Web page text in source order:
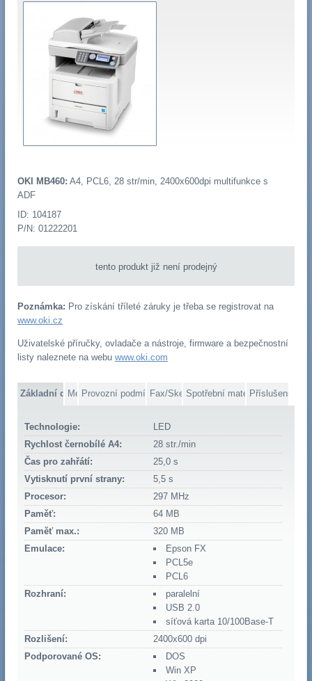
OKI MB460: A4, PCL6, 28 str/min, 2400x600dpi multifunkce s
ADF
ID: 104187
P/N: 01222201
tento produkt již není prodejný
Poznámka: Pro získání tříleté záruky je třeba se registrovat na
www.oki.cz
Uživatelské příručky, ovladače a nástroje, firmware a bezpečnostní
listy naleznete na webu www.oki.com
Základní dataMédiaProvozní podmínkyFax/SkenerSpotřební materiálPříslušenství
Technologie:
LED
Rychlost černobílé A4:
28 str./min
Čas pro zahřátí:
25,0 s
Vytisknutí první strany:
5,5 s
Procesor:
297 MHz
Paměť:
64 MB
Paměť max.:
320 MB
Emulace:
Epson FX
PCL5e
PCL6
Rozhraní:
paralelní
USB 2.0
síťová karta 10/100Base-T
Rozlišení:
2400x600 dpi
Podporované OS:
DOS
Win XP